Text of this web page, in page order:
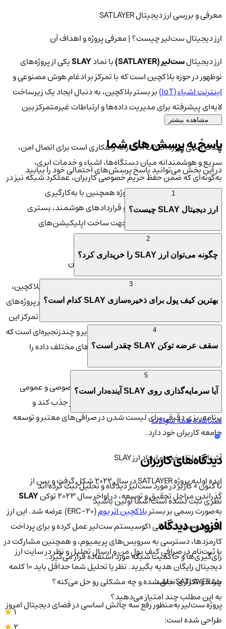
معرفی و بررسی ارز دیجیتال SATLAYER
ارز دیجیتال ست‌لیر چیست؟ | معرفی پروژه و اهداف آن
ارز دیجیتالست‌لیر (SATLAYER) با نمادSLAYیکی از پروژه‌های
نوظهور در حوزه بلاکچین است که با تمرکز بر ادغام هوش مصنوعی و
اینترنت اشیاء (IoT)
بر بستر بلاکچین، به دنبال ایجاد یک زیرساخت
لایه‌ای پیشرفته برای مدیریت داده‌ها و ارتباطات غیرمتمرکز بین
دستگاه‌هاست.
هدف اصلی پروژه SATLAYER ارائه راهکاری است برای اتصال امن،
سریع و هوشمندانه میان دستگاه‌ها، اشیاء و خدمات ابری،
به‌گونه‌ای که ضمن حفظ حریم خصوصی کاربران، عملکرد شبکه نیز در
سطح بالایی باقی بماند. این پروژه همچنین با به‌کارگیری
الگوریتم‌های رمزنگاری مدرن و قراردادهای هوشمند، بستری
مناسب برای توسعه‌دهندگان جهت ساخت اپلیکیشن‌های
غیرمتمرکز فراهم کرده است.
بررسی کامل پروژه ست‌لیر و تیم توسعه‌دهنده آن
تیم توسعه‌دهنده پروژه SLAY متشکل از متخصصان حوزه بلاکچین،
امنیت سایبری و هوش مصنوعی است که تجربه فعالیت در پروژه‌های
بین‌المللی همچون Chainlink، Polkadot و IOTA را دارند. تمرکز این
تیم بر توسعه یک پلتفرم ماژولار، مقیاس‌پذیر و چندزنجیره‌ای است که
بتواند تعامل بین زنجیره‌ای و اتصال به لایه‌های مختلف داده را
این پروژه با برگزاری چندین مرحله عرضه اولیه خصوصی و عمومی
توانسته حمایت سرمایه‌گذاران قابل توجهی را نیز جذب کند و
برنامه‌ریزی دقیقی برای لیست شدن در صرافی‌های معتبر و توسعه
جامعه کاربران خود دارد.
آشنایی با تاریخچه و ایجاد ارز SLAY
ایده اولیه پروژه SATLAYER در سال ۲۰۲۲ شکل گرفت و پس از
گذراندن مراحل تحقیق و توسعه، در اواخر سال ۲۰۲۳ توکن
SLAY
به‌صورت رسمی بر بستربلاکچین اتریوم
(ERC-20) عرضه شد. این ارز
به‌عنوان سوخت اصلی اکوسیستم ست‌لیر عمل کرده و برای پرداخت
کارمزدها، دسترسی به سرویس‌های پریمیوم، و همچنین مشارکت در
رأی‌گیری‌ها و حاکمیت شبکه مورد استفاده قرار می‌گیرد.
چرا SATLAYER خلق شده و چه مشکلی رو حل می‌کنه؟
پروژه ست‌لیر به‌منظور رفع سه چالش اساسی در فضای دیجیتال امروز
طراحی شده است:
مشاهده بیشتر
پاسخ به پرسش های شما
در این بخش می‌توانید پاسخ پرسش‌های احتمالی خود را بیابید
ارز دیجیتال SLAY چیست؟
چگونه می‌توان ارز SLAY را خریداری کرد؟
بهترین کیف پول برای ذخیره‌سازی SLAY کدام است؟
سقف عرضه توکن SLAY چقدر است؟
آیا سرمایه‌گذاری روی SLAY آینده‌دار است؟
مشاهده همه سوالات
دیدگاه‌های کاربران
تا کنون 0 کاربر در مورد ست‌لیردیدگاه و تحلیل ثبت کرده اند
نظری ثبت نشده است!شما اولین باشید
افزودن دیدگاه
با ثبت‌نام در صرافی کیف پول من و ارسال تحلیل و نظر در سایت ارز
دیجیتال رایگان هدیه بگیرید. نظر یا تحلیل شما حداقل باید ۱۰ کلمه
باشد و تکراری نباشد.
به این مطلب چند امتیاز می‌دهید؟
1